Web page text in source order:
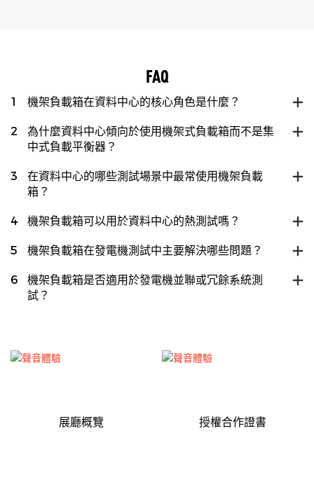
FAQ
1 機架負載箱在資料中心的核心角色是什麼？
2
為什麼資料中心傾向於使用機架式負載箱而不是集
中式負載平衡器？
3
在資料中心的哪些測試場景中最常使用機架負載
箱？
4 機架負載箱可以用於資料中心的熱測試嗎？
5 機架負載箱在發電機測試中主要解決哪些問題？
6
機架負載箱是否適用於發電機並聯或冗餘系統測
試？
展廳概覽 授權合作證書